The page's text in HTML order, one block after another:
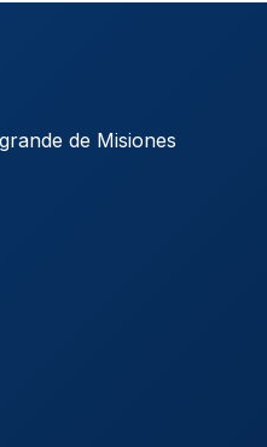
de Misiones